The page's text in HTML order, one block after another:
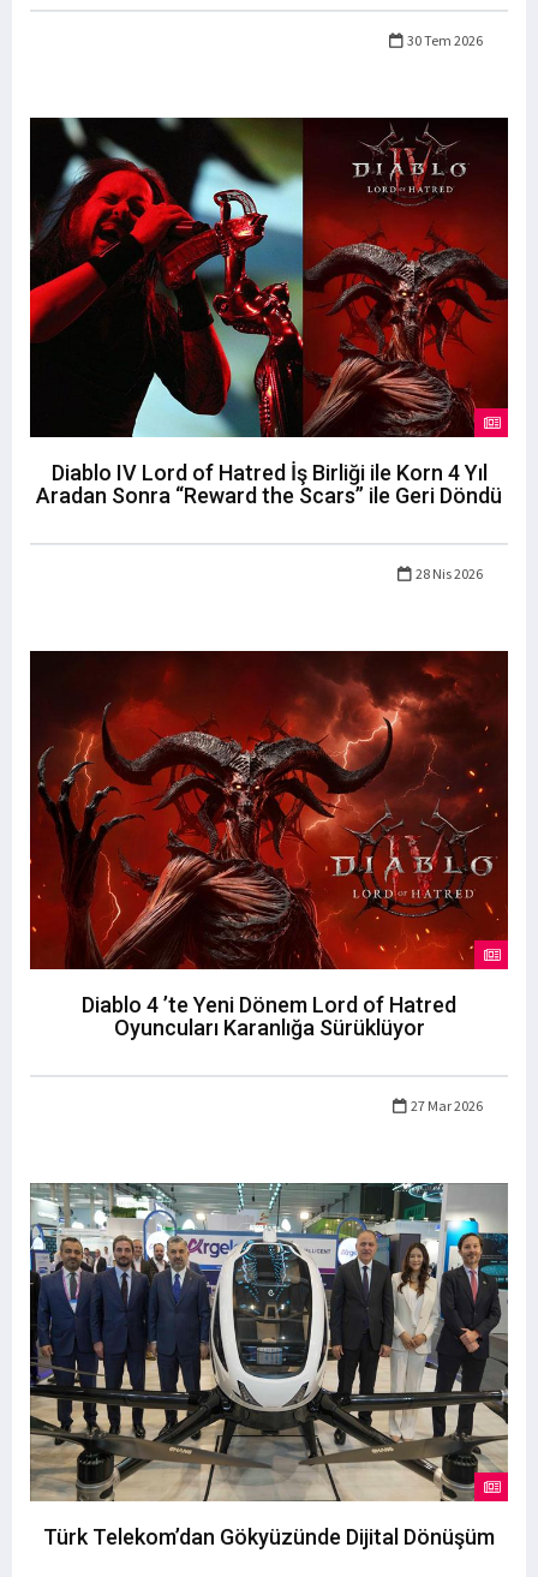
30 Tem 2026
Diablo IV Lord of Hatred İş Birliği ile Korn 4 Yıl
Aradan Sonra “Reward the Scars” ile Geri Döndü
28 Nis 2026
Diablo 4 ’te Yeni Dönem Lord of Hatred
Oyuncuları Karanlığa Sürüklüyor
27 Mar 2026
Türk Telekom’dan Gökyüzünde Dijital Dönüşüm